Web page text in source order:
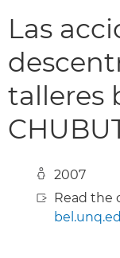
Las
talleres
2007
Read the